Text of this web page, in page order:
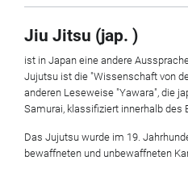
Jiu Jitsu (jap. )
ist in Japan eine andere
Jujutsu ist die "Wissenschaft von
anderen Leseweise "Yawara", die
Samurai, klassifiziert innerhalb des
Das Jujutsu wurde im 19.
bewaffneten und unbewaffneten